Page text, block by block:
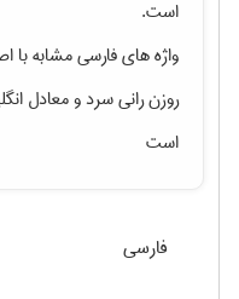
است.
واژه های فارسی مشابه
روزن رانی سردو معادل
است
فارسی